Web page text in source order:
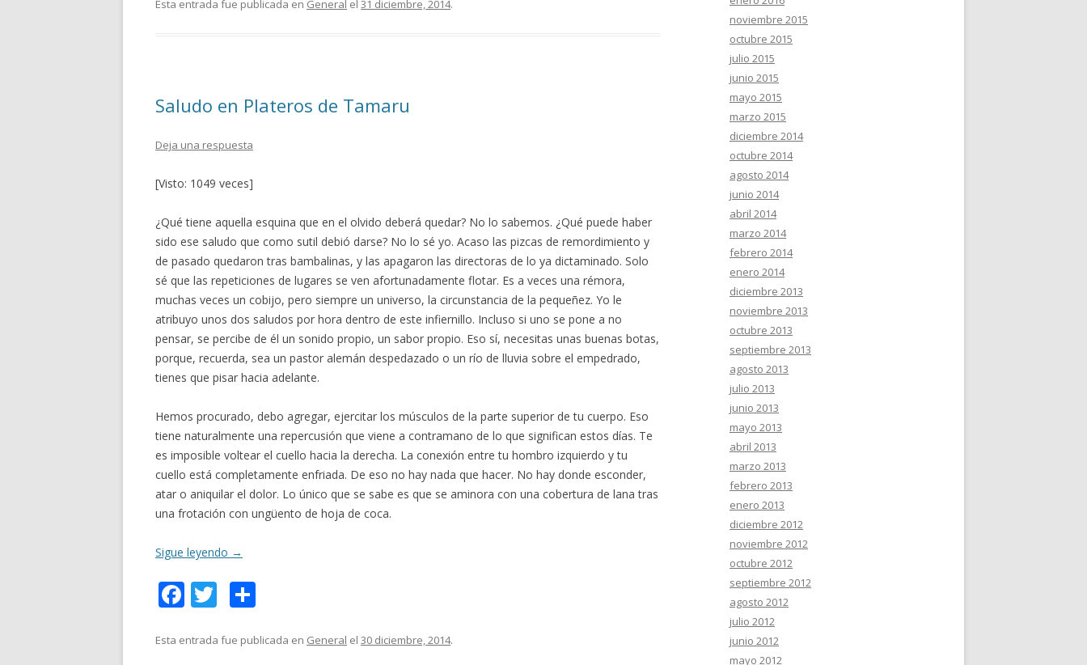
e
k
itt m
r
Esta entrada fue publicada en General el 31 diciembre, 2014.
Saludo en Plateros de Tamaru
Deja una respuesta
[Visto: 1049 veces]
¿Qué tiene aquella esquina que en el olvido deberá quedar? No lo sabemos. ¿Qué puede haber
sido ese saludo que como sutil debió darse? No lo sé yo. Acaso las pizcas de remordimiento y
de pasado quedaron tras bambalinas, y las apagaron las directoras de lo ya dictaminado. Solo
sé que las repeticiones de lugares se ven afortunadamente flotar. Es a veces una rémora,
muchas veces un cobijo, pero siempre un universo, la circunstancia de la pequeñez. Yo le
atribuyo unos dos saludos por hora dentro de este infiernillo. Incluso si uno se pone a no
pensar, se percibe de él un sonido propio, un sabor propio. Eso sí, necesitas unas buenas botas,
porque, recuerda, sea un pastor alemán despedazado o un río de lluvia sobre el empedrado,
tienes que pisar hacia adelante.
Hemos procurado, debo agregar, ejercitar los músculos de la parte superior de tu cuerpo. Eso
tiene naturalmente una repercusión que viene a contramano de lo que significan estos días. Te
es imposible voltear el cuello hacia la derecha. La conexión entre tu hombro izquierdo y tu
cuello está completamente enfriada. De eso no hay nada que hacer. No hay donde esconder,
atar o aniquilar el dolor. Lo único que se sabe es que se aminora con una cobertura de lana tras
una frotación con ungüento de hoja de coca.
Sigue leyendo →
F
e
T
itt m
Esta entrada fue publicada en General el 30 diciembre, 2014.
noviembre 2015
octubre 2015
julio 2015
junio 2015
mayo 2015
marzo 2015
diciembre 2014
octubre 2014
agosto 2014
junio 2014
abril 2014
marzo 2014
febrero 2014
enero 2014
diciembre 2013
noviembre 2013
octubre 2013
septiembre 2013
agosto 2013
julio 2013
junio 2013
mayo 2013
abril 2013
marzo 2013
febrero 2013
enero 2013
diciembre 2012
noviembre 2012
octubre 2012
septiembre 2012
agosto 2012
julio 2012
junio 2012
mayo 2012